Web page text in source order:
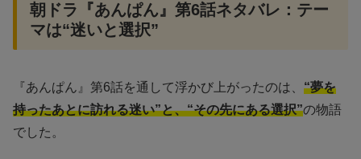
朝ドラ『あんぱん』第6話ネタバレ：テー
マは“迷いと選択”
『あんぱん』第6話を通して浮かび上がったのは、 “夢を
持ったあとに訪れる迷い”と、“その先にある選択”の物語
でした。